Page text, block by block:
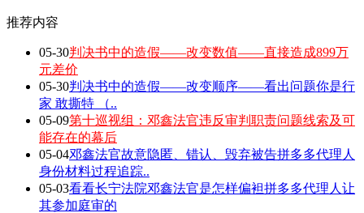
推荐内容
05-30判决书中的造假——改变数值——直接造成899万
元差价
05-30判决书中的造假——改变顺序——看出问题你是行
家 敢撕特 （..
05-09第十巡视组：邓鑫法官违反审判职责问题线索及可
能存在的幕后
05-04邓鑫法官故意隐匿、错认、毁弃被告拼多多代理人
身份材料过程追踪..
05-03看看长宁法院邓鑫法官是怎样偏袒拼多多代理人让
其参加庭审的